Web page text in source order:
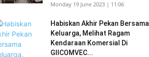
Monday 19 June 2023 | 11:06
Habiskan Akhir Pekan Bersama
Keluarga, Melihat Ragam
Kendaraan Komersial Di
GIICOMVEC...